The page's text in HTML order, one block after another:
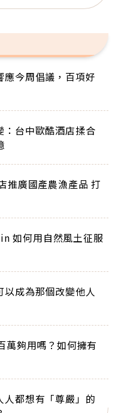
應今周倡議，百項好
：台中歐酷酒店揉合
推廣國產農漁產品 打
如何用自然風土征服
成為那個改變他人
萬夠用嗎？如何擁有
都想有「尊嚴」的